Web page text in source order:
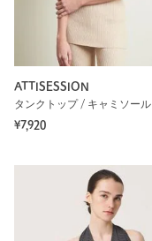
ATTISESSION
タンクトップ / キャミソール
¥7,920